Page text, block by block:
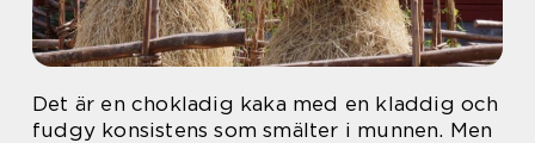
Det är en chokladig kaka med en kladdig och
fudgy konsistens som smälter i munnen. Men